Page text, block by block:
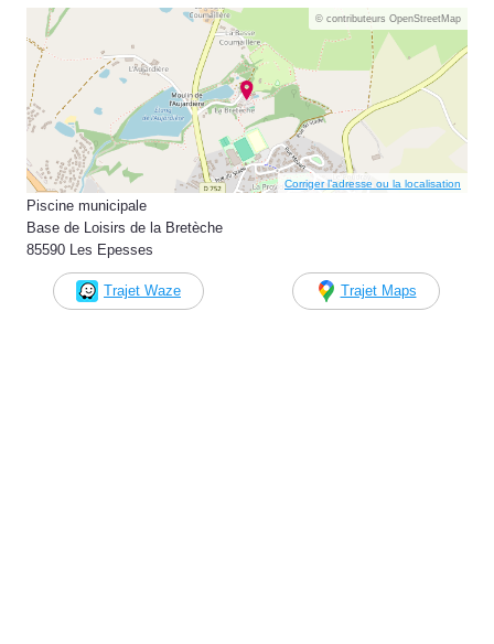
© contributeurs OpenStreetMap
Corriger l’adresse ou la localisation
Piscine municipale
Base de Loisirs de la Bretèche
85590 Les Epesses
Trajet Waze Trajet Maps